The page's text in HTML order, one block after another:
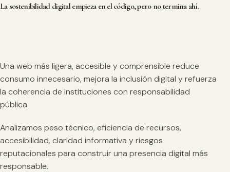
La sostenibilidad digital empieza en el código, pero no termina ahí.
Una web más ligera, accesible y comprensible reduce
consumo innecesario, mejora la inclusión digital y refuerza
la coherencia de instituciones con responsabilidad
pública.
Analizamos peso técnico, eficiencia de recursos,
accesibilidad, claridad informativa y riesgos
reputacionales para construir una presencia digital más
responsable.